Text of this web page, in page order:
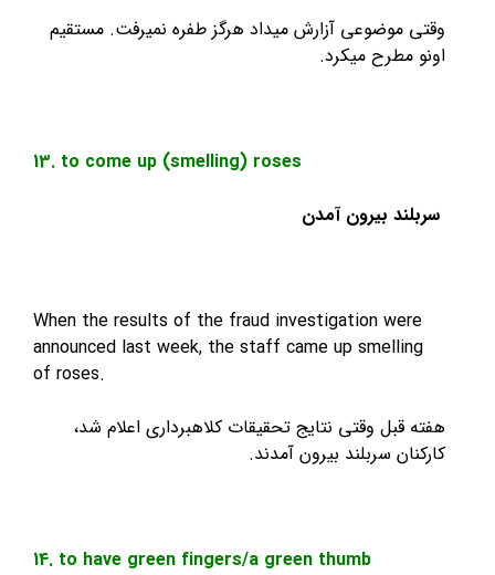
آزارش میداد هرگز طفره نمیرفت. مستقیم
میکرد.
13. to come up (smelling) roses
بیرون آمدن
When the results of the fraud investigation
announced last week, the staff came up
وقتی نتایج تحقیقات کلاهبرداری اعلام شد،
سربلند بیرون آمدند.
14. to have green fingers/a green thumb